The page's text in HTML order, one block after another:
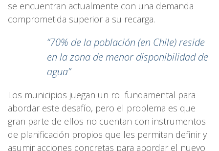
se encuentran actualmente con una demanda
comprometida superior a su recarga.
“70% de la población (en Chile) reside
en la zona de menor disponibilidad de
agua”
Los municipios juegan un rol fundamental para
abordar este desafío, pero el problema es que
gran parte de ellos no cuentan con instrumentos
de planificación propios que les permitan definir y
asumir acciones concretas para abordar el nuevo